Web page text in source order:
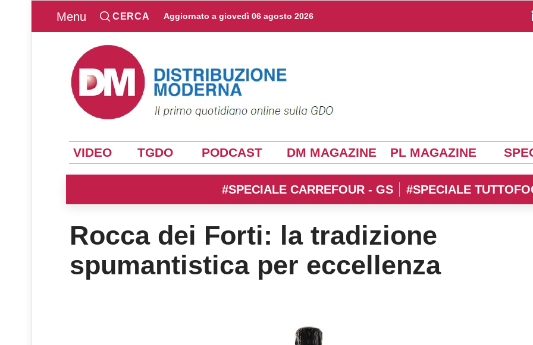
Menu CERCA Aggiornato a giovedì 06 agosto 2026
VIDEO TGDO PODCAST DM MAGAZINE PL MAGAZINE
#SPECIALE CARREFOUR - GS #SPECIALE
Rocca dei Forti: la tradizione
spumantistica per eccellenza